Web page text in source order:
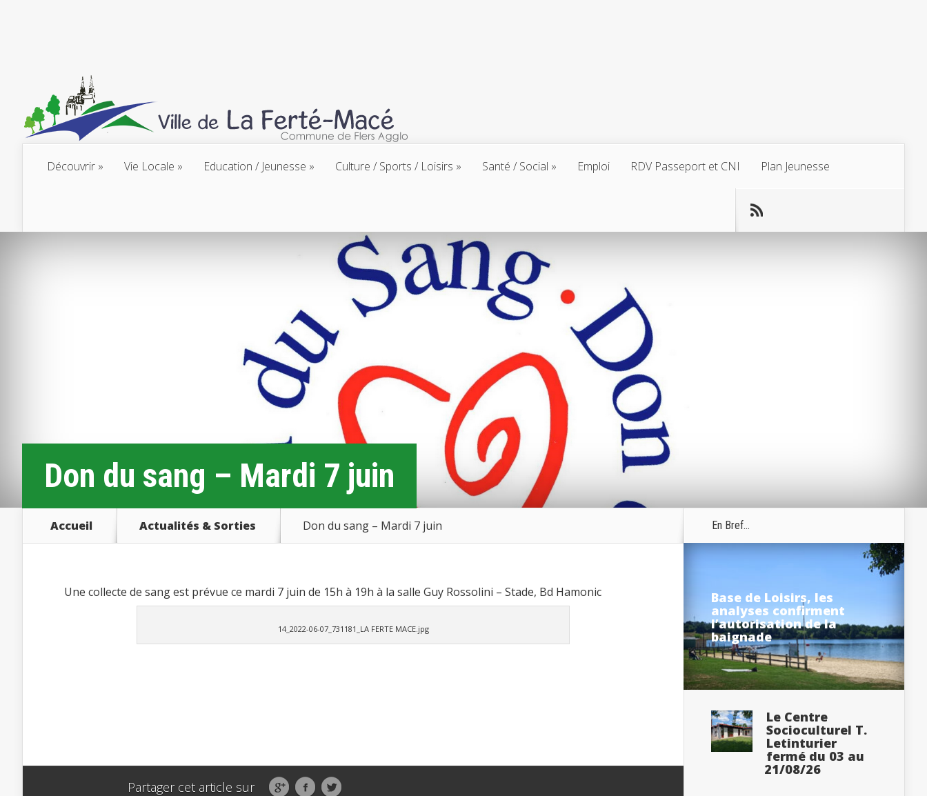
Découvrir Vie Locale Education / Jeunesse Culture / Sports / Loisirs Santé / Social Emploi RDV Passeport et CNI Plan Jeunesse
Don du sang – Mardi 7 juin
Accueil Actualités & Sorties Don du sang – Mardi 7 juin
Une collecte de sang est prévue ce mardi 7 juin de 15h à 19h à la salle Guy Rossolini – Stade, Bd Hamonic
14_2022-06-07_731181_LA FERTE MACE.jpg
Partager cet article sur
En Bref...
Base de Loisirs, les
analyses confirment
l’autorisation de la
baignade
Le Centre
Socioculturel T.
Letinturier
fermé du 03 au
21/08/26